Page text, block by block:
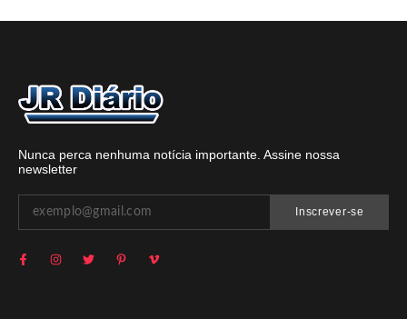
Nunca perca nenhuma notícia importante. Assine nossa
newsletter
Inscrever-se